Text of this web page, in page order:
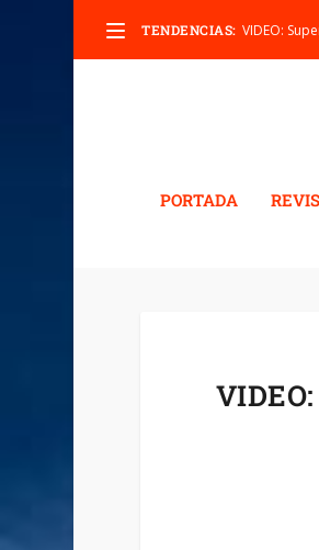
TENDENCIAS: VIDEO:
PORTADA